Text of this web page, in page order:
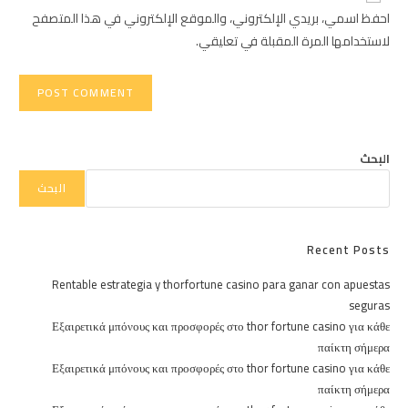
URL
(optional)
احفظ اسمي، بريدي الإلكتروني، والموقع الإلكتروني في هذا المتصفح
لاستخدامها المرة المقبلة في تعليقي.
البحث
البحث
Recent Posts
Rentable estrategia y thorfortune casino para ganar con apuestas
seguras
Εξαιρετικά μπόνους και προσφορές στο thor fortune casino για κάθε
παίκτη σήμερα
Εξαιρετικά μπόνους και προσφορές στο thor fortune casino για κάθε
παίκτη σήμερα